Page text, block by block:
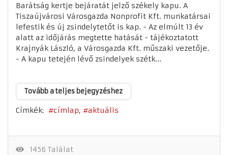
Barátság kertje bejáratát jelző székely kapu. A
Tiszaújvárosi Városgazda Nonprofit Kft. munkatársai
lefestik és új zsindelytetőt is kap. - Az elmúlt 13 év
alatt az időjárás megtette hatását - tájékoztatott
Krajnyák László, a Városgazda Kft. műszaki vezetője.
- A kapu tetején lévő zsindelyek szétk...
Tovább a teljes bejegyzéshez
Címkék: címlap aktuális
1456 Találat